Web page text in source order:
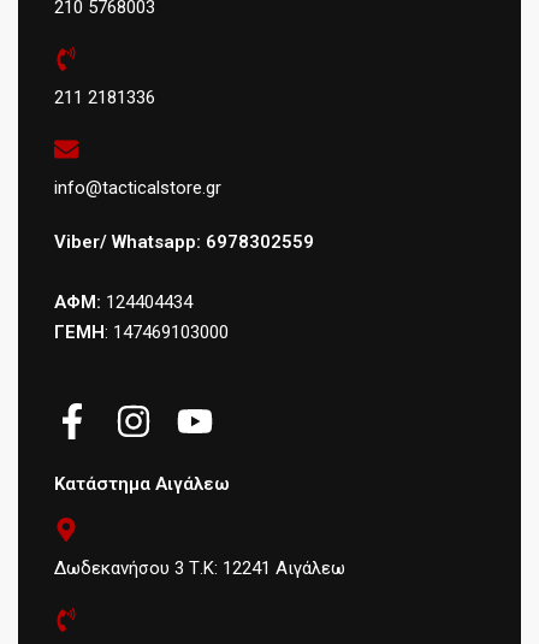
210 5768003
211 2181336
info@tacticalstore.gr
Viber/ Whatsapp: 6978302559
ΑΦΜ: 124404434
ΓΕΜΗ: 147469103000
Κατάστημα Αιγάλεω
Δωδεκανήσου 3 Τ.Κ: 12241 Αιγάλεω